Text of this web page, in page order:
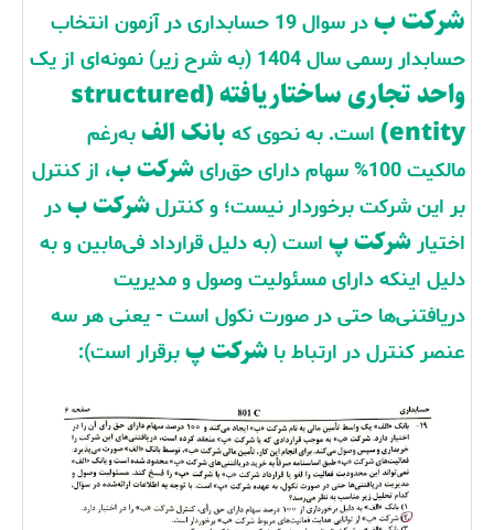
شرکت ب
در سوال 19 حسابداری در آزمون انتخاب
حسابدار رسمی سال 1404 (به شرح زیر) نمونه‌ای از یک
واحد تجاری ساختاریافته (structured
entity) است. به نحوی کهبانک الفبه‌رغم
مالکیت 100% سهام دارای حق‌رای
شرکت ب، از کنترل
بر این شرکت برخوردار نیست؛ و کنترلشرکت بدر
اختیارشرکت پاست (به دلیل قرارداد فی‌مابین و به
دلیل اینکه دارای مسئولیت وصول و مدیریت
دریافتنی‌ها حتی در صورت نکول است - یعنی هر سه
عنصر کنترل در ارتباط باشرکت پبرقرار است):